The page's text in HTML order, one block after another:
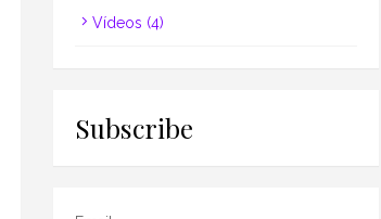
Vídeos (4)
Subscribe